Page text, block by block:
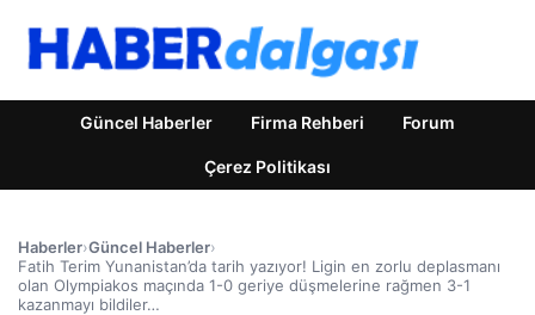
Güncel Haberler Firma Rehberi Forum
Çerez Politikası
Haberler›Güncel Haberler›
Fatih Terim Yunanistan’da tarih yazıyor! Ligin en zorlu deplasmanı
olan Olympiakos maçında 1-0 geriye düşmelerine rağmen 3-1
kazanmayı bildiler…